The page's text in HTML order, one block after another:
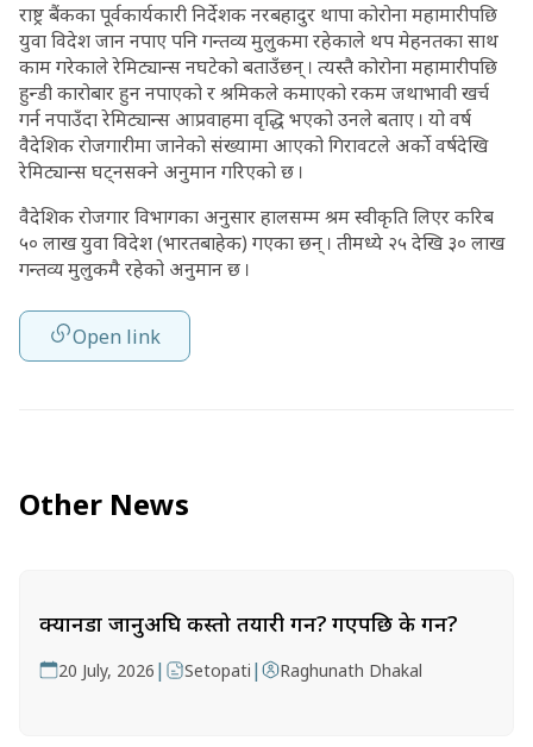
राष्ट्र बैंकका पूर्वकार्यकारी निर्देशक नरबहादुर थापा कोरोना महामारीपछि
युवा विदेश जान नपाए पनि गन्तव्य मुलुकमा रहेकाले थप मेहनतका साथ
काम गरेकाले रेमिट्यान्स नघटेको बताउँछन् । त्यस्तै कोरोना महामारीपछि
हुन्डी कारोबार हुन नपाएको र श्रमिकले कमाएको रकम जथाभावी खर्च
गर्न नपाउँदा रेमिट्यान्स आप्रवाहमा वृद्धि भएको उनले बताए । यो वर्ष
वैदेशिक रोजगारीमा जानेको संख्यामा आएको गिरावटले अर्को वर्षदेखि
रेमिट्यान्स घट्नसक्ने अनुमान गरिएको छ ।
वैदेशिक रोजगार विभागका अनुसार हालसम्म श्रम स्वीकृति लिएर करिब
५० लाख युवा विदेश (भारतबाहेक) गएका छन् । तीमध्ये २५ देखि ३० लाख
गन्तव्य मुलुकमै रहेको अनुमान छ ।
Open link
Other News
क्यानडा जानुअघि कस्तो तयारी गर्ने? गएपछि के गर्ने?
20 July, 2026 | Setopati | Raghunath Dhakal